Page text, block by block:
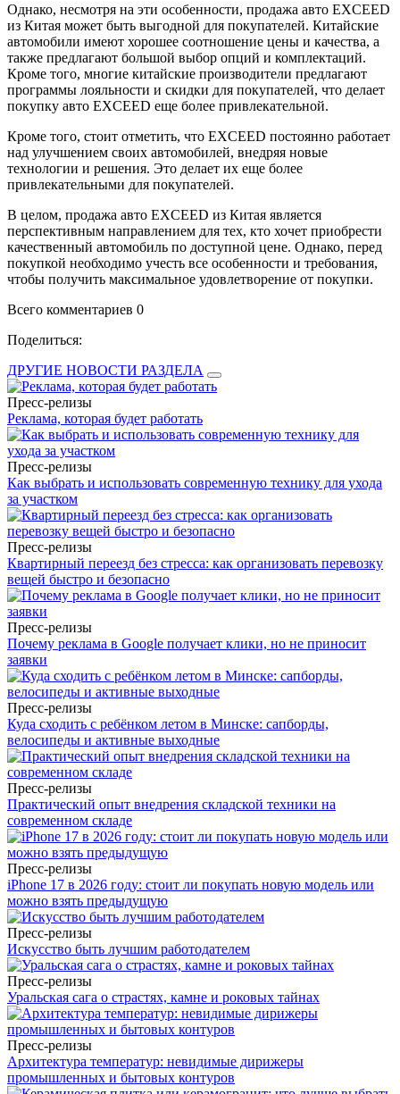
Однако, несмотря на эти особенности, продажа авто EXCEED
из Китая может быть выгодной для покупателей. Китайские
автомобили имеют хорошее соотношение цены и качества, а
также предлагают большой выбор опций и комплектаций.
Кроме того, многие китайские производители предлагают
программы лояльности и скидки для покупателей, что делает
покупку авто EXCEED еще более привлекательной.
Кроме того, стоит отметить, что EXCEED постоянно работает
над улучшением своих автомобилей, внедряя новые
технологии и решения. Это делает их еще более
привлекательными для покупателей.
В целом, продажа авто EXCEED из Китая является
перспективным направлением для тех, кто хочет приобрести
качественный автомобиль по доступной цене. Однако, перед
покупкой необходимо учесть все особенности и требования,
чтобы получить максимальное удовлетворение от покупки.
Всего комментариев 0
Поделиться:
ДРУГИЕ НОВОСТИ РАЗДЕЛА
Пресс-релизы
Реклама, которая будет работать
Пресс-релизы
Как выбрать и использовать современную технику для ухода
за участком
Пресс-релизы
Квартирный переезд без стресса: как организовать перевозку
вещей быстро и безопасно
Пресс-релизы
Почему реклама в Google получает клики, но не приносит
заявки
Пресс-релизы
Куда сходить с ребёнком летом в Минске: сапборды,
велосипеды и активные выходные
Пресс-релизы
Практический опыт внедрения складской техники на
современном складе
Пресс-релизы
iPhone 17 в 2026 году: стоит ли покупать новую модель или
можно взять предыдущую
Пресс-релизы
Искусство быть лучшим работодателем
Пресс-релизы
Уральская сага о страстях, камне и роковых тайнах
Пресс-релизы
Архитектура температур: невидимые дирижеры
промышленных и бытовых контуров